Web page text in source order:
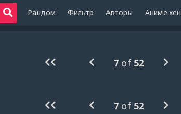
Рандом Фильтр Авторы Аниме
7 of 52
7 of 52